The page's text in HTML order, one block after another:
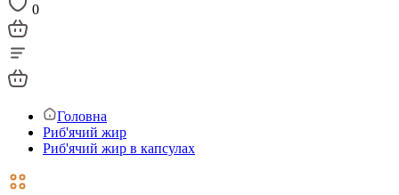
0
Головна
Риб'ячий жир
Риб'ячий жир в капсулах